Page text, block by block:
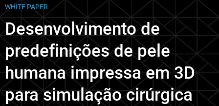
WHITE PAPER
Desenvolvimento de
predefinições de pele
humana impressa em 3D
para simulação cirúrgica